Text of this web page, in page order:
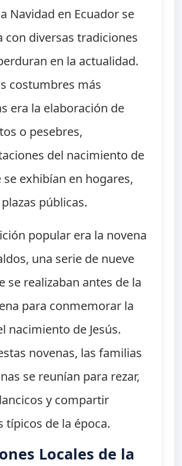
Navidad en Ecuador se
con diversas tradiciones
en la actualidad.
costumbres más
era la elaboración de
o pesebres,
del nacimiento de
se exhibían en hogares,
públicas.
popular era la novena
una serie de nueve
se realizaban antes de la
para conmemorar la
nacimiento de Jesús.
novenas, las familias
se reunían para rezar,
y compartir
típicos de la época.
Locales de la